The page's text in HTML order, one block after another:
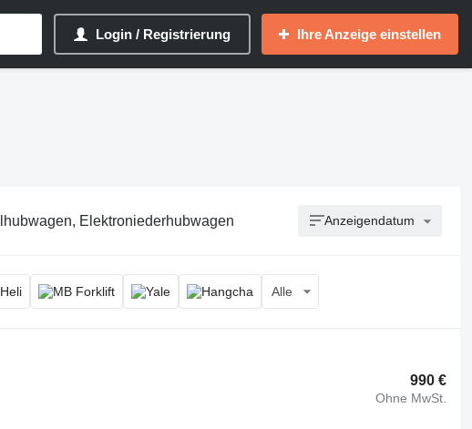
Login / Registrierung Ihre Anzeige einstellen
Elektroniederhubwagen Anzeigendatum
Alle
990 €
Ohne MwSt.